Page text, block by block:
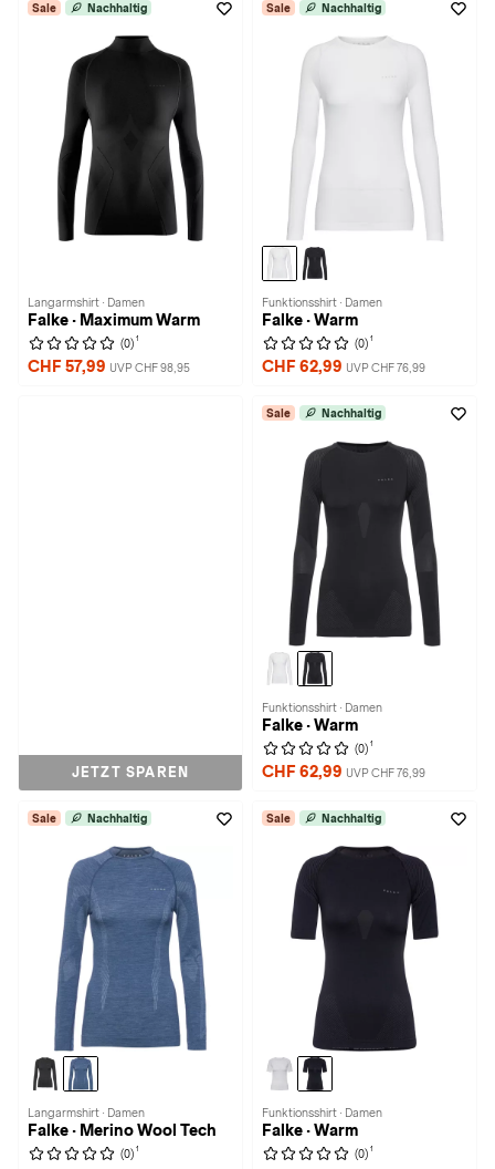
Sale Nachhaltig
Langarmshirt · Damen
Falke · Maximum Warm
(0) 1
CHF 57,99 UVP CHF 98,95
Sale Nachhaltig
Funktionsshirt · Damen
Falke · Warm
(0) 1
CHF 62,99 UVP CHF 76,99
JETZT SPAREN
Sale Nachhaltig
Funktionsshirt · Damen
Falke · Warm
(0) 1
CHF 62,99 UVP CHF 76,99
Sale Nachhaltig
Langarmshirt · Damen
Falke · Merino Wool Tech
(0) 1
Sale Nachhaltig
Funktionsshirt · Damen
Falke · Warm
(0) 1